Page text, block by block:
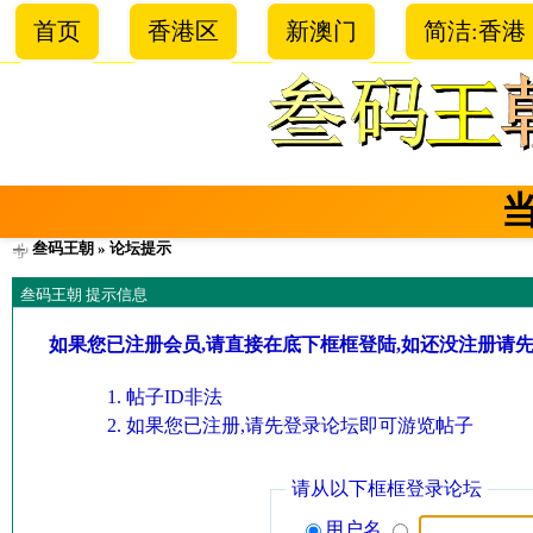
首页 香港区 新澳门 简洁:香港
叁码王朝 » 论坛提示
叁码王朝 提示信息
如果您已注册会员,请直接在底下框框登陆,如还没注册请
帖子ID非法
如果您已注册,请先登录论坛即可游览帖子
请从以下框框登录论坛
用户名